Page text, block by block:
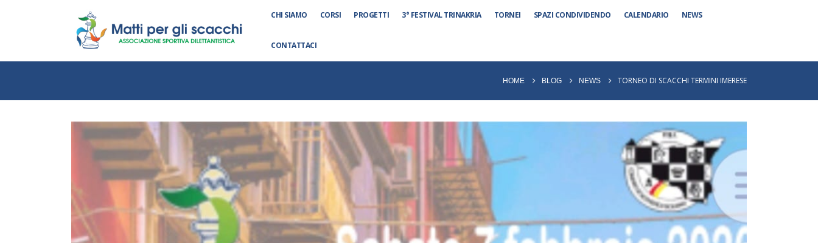
CHI SIAMO CORSI PROGETTI 3° FESTIVAL TRINAKRIA TORNEI SPAZI CONDIVIDENDO CALENDARIO NEWS
CONTATTACI
HOME BLOG NEWS TORNEO DI SCACCHI TERMINI IMERESE